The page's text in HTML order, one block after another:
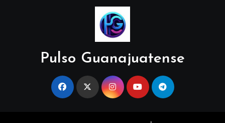
Pulso Guanajuatense